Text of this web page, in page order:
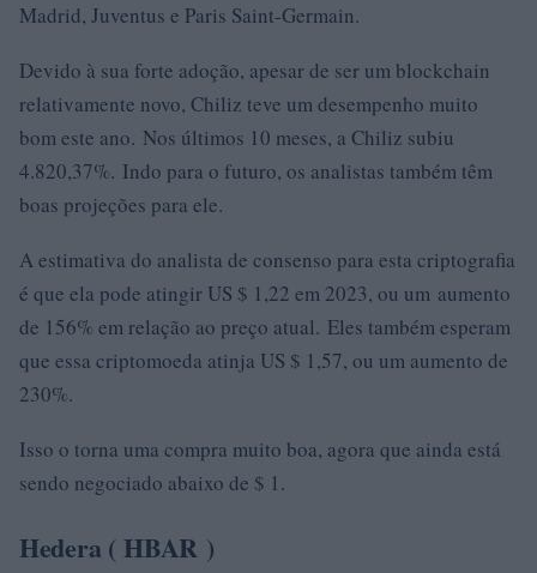
Madrid, Juventus e Paris Saint-Germain.
Devido à sua forte adoção, apesar de ser um blockchain
relativamente novo, Chiliz teve um desempenho muito
bom este ano. Nos últimos 10 meses, a Chiliz subiu
4.820,37%. Indo para o futuro, os analistas também têm
boas projeções para ele.
A estimativa do analista de consenso para esta criptografia
é que ela pode atingir US $ 1,22 em 2023, ou um aumento
de 156% em relação ao preço atual. Eles também esperam
que essa criptomoeda atinja US $ 1,57, ou um aumento de
230%.
Isso o torna uma compra muito boa, agora que ainda está
sendo negociado abaixo de $ 1.
Hedera ( HBAR )